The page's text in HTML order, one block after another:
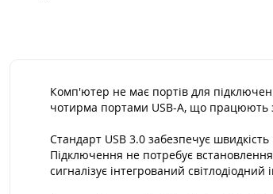
Комп'ютер не має портів для
чотирма портами USB-A, що працюють
Стандарт USB 3.0 забезпечує
Підключення не потребує
сигналізує інтегрований світлодіодний